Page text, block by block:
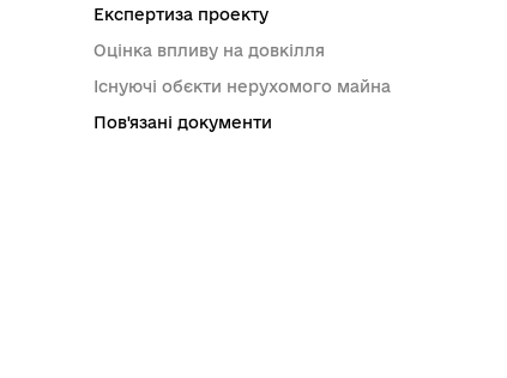
Експертиза проекту
Оцінка впливу на довкілля
Існуючі обєкти нерухомого майна
Пов'язані документи